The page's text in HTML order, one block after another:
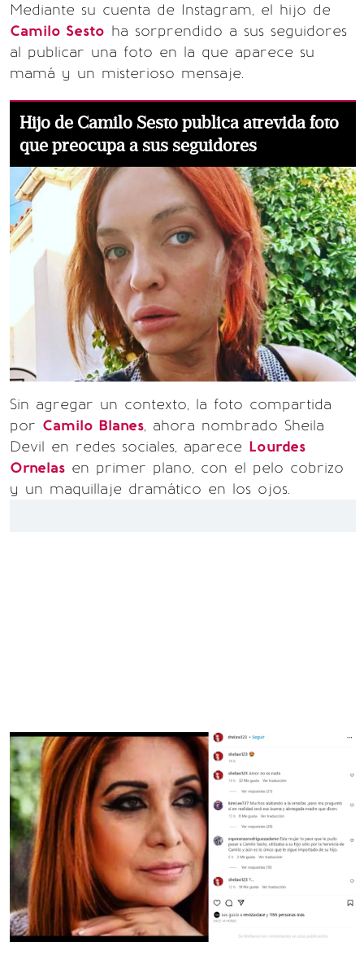
Mediante su cuenta de Instagram, el hijo de
Camilo Sesto ha sorprendido a sus seguidores
al publicar una foto en la que aparece su
mamá y un misterioso mensaje.
Hijo de Camilo Sesto publica atrevida foto
que preocupa a sus seguidores
Sin agregar un contexto, la foto compartida
por Camilo Blanes, ahora nombrado Sheila
Devil en redes sociales, aparece Lourdes
Ornelas en primer plano, con el pelo cobrizo
y un maquillaje dramático en los ojos.